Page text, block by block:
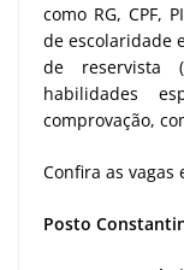
como RG, CPF,
de escolaridade
de reservista
habilidades
comprovação,
Confira as vagas
Posto